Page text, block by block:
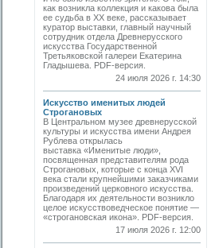
как возникла коллекция и какова была
ее судьба в ХХ веке, рассказывает
куратор выставки, главный научный
сотрудник отдела Древнерусского
искусства Государственной
Третьяковской галереи Екатерина
Гладышева. PDF-версия.
24 июля 2026 г. 14:30
Искусство именитых людей
Строгановых
В Центральном музее древнерусской
культуры и искусства имени Андрея
Рублева открылась
выставка «Именитые люди»,
посвященная представителям рода
Строгановых, которые с конца XVI
века стали крупнейшими заказчиками
произведений церковного искусства.
Благодаря их деятельности возникло
целое искусствоведческое понятие —
«строгановская икона». PDF-версия.
17 июля 2026 г. 12:00